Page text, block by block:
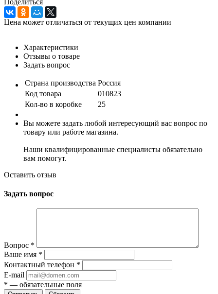
Цена может отличаться от текущих цен компании
Характеристики
Отзывы о товаре
Задать вопрос
Страна производства Россия
Код товара
010823
Кол-во в коробке
25
Вы можете задать любой интересующий вас вопрос по
товару или работе магазина.
Наши квалифицированные специалисты обязательно
вам помогут.
Оставить отзыв
Задать вопрос
Вопрос *
Ваше имя *
Контактный телефон *
E-mail
* — обязательные поля